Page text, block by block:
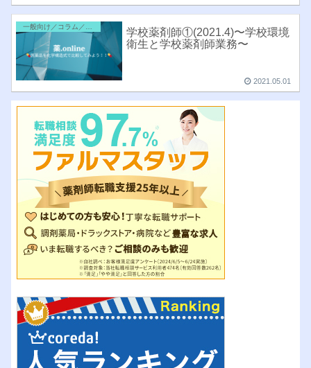
学校薬剤師①(2021.4)〜学校環境
衛生と学校薬剤師業務〜
2021.05.01